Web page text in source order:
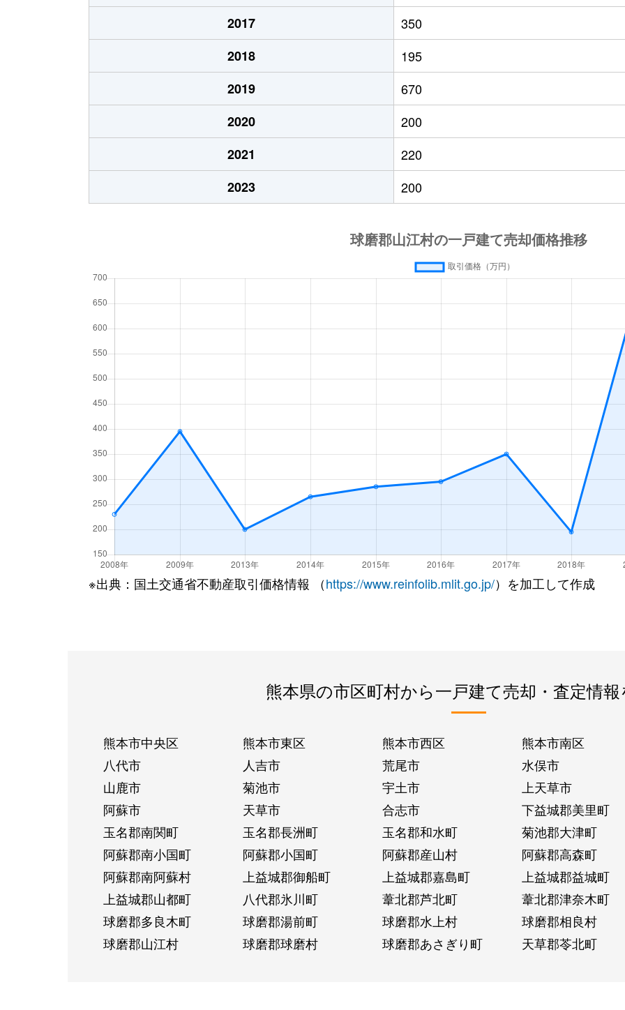
2017
350
2018
195
2019
670
2020
200
2021
220
2023
200
※出典：国土交通省不動産取引価格情報 （https://www.reinfolib.mlit.go.jp/）を加工して作成
熊本県の市区町村から一戸建て売却・査定情
熊本市中央区 熊本市東区 熊本市西区
熊本市南区
八代市
人吉市 荒尾市
水俣市
山鹿市
菊池市 宇土市
上天草市
阿蘇市
天草市 合志市
下益城郡美里町
玉名郡南関町
玉名郡長洲町 玉名郡和水町
菊池郡大津町
阿蘇郡南小国町
阿蘇郡小国町 阿蘇郡産山村
阿蘇郡高森町
阿蘇郡南阿蘇村
上益城郡御船町 上益城郡嘉島町
上益城郡益城町
上益城郡山都町
八代郡氷川町 葦北郡芦北町
葦北郡津奈木町
球磨郡多良木町
球磨郡湯前町 球磨郡水上村
球磨郡相良村
球磨郡山江村
球磨郡球磨村 球磨郡あさぎり町 天草郡苓北町